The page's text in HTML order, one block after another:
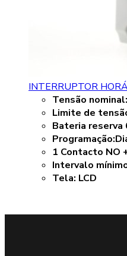
INTERRUPTOR
Tensão
Limite de
Bateria reserva
1 Contacto NO
Intervalo
Tela: LCD